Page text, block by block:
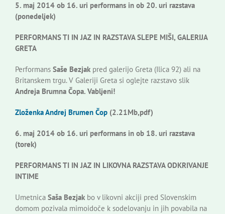
5. maj 2014 ob 16. uri performans in ob 20. uri razstava
(ponedeljek)
PERFORMANS TI IN JAZ IN RAZSTAVA SLEPE MIŠI, GALERIJA
GRETA
Performans Saše Bezjak pred galerijo Greta (Ilica 92) ali na
Britanskem trgu. V Galeriji Greta si oglejte razstavo slik
Andreja Brumna Čopa. Vabljeni!
Zloženka Andrej Brumen Čop (2.21Mb,pdf)
6. maj 2014 ob 16. uri performans in ob 18. uri razstava
(torek)
PERFORMANS TI IN JAZ IN LIKOVNA RAZSTAVA ODKRIVANJE
INTIME
Umetnica Saša Bezjak bo v likovni akciji pred Slovenskim
domom pozivala mimoidoče k sodelovanju in jih povabila na